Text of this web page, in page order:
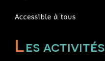
Accessible à tous
Les activités